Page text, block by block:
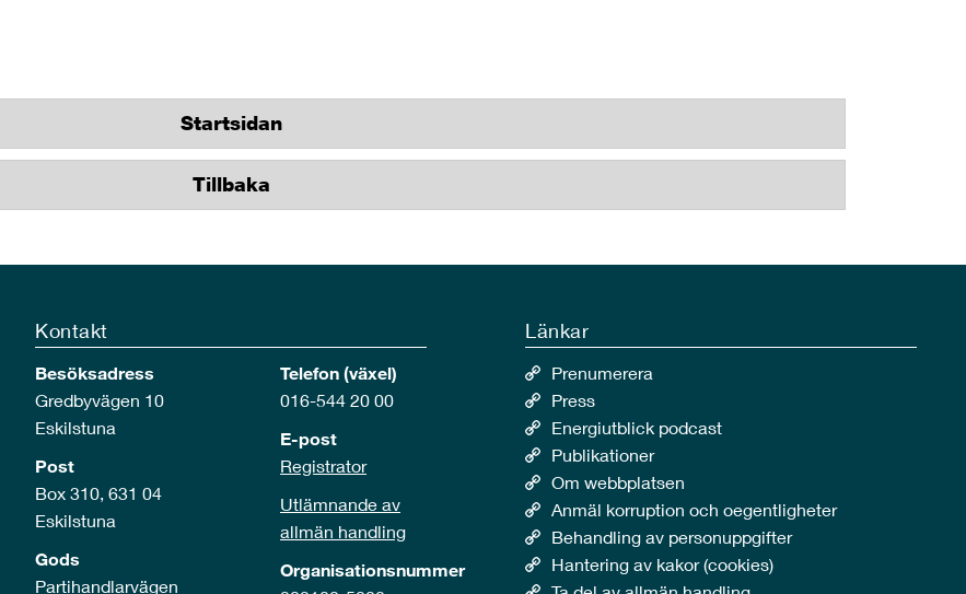
Startsidan
Tillbaka
Kontakt
Besöksadress
Gredbyvägen 10
Eskilstuna
Post
Box 310, 631 04
Eskilstuna
Gods
Partihandlarvägen
Telefon (växel)
016-544 20 00
E-post
Registrator
Utlämnande av
allmän handling
Organisationsnummer
Länkar
Prenumerera
Press
Energiutblick podcast
Publikationer
Om webbplatsen
Anmäl korruption och oegentligheter
Behandling av personuppgifter
Hantering av kakor (cookies)